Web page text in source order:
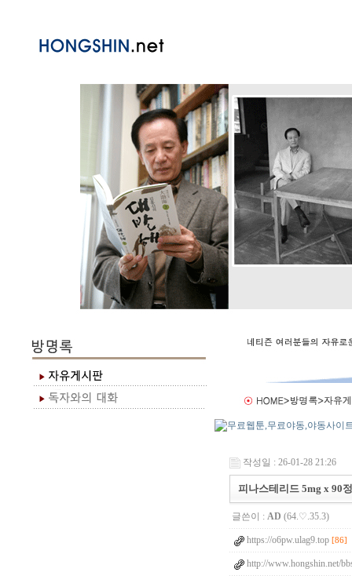
작성일 : 26-01-28 21:26
피나스테리드 5mg x 90
글쓴이 : AD (64.♡.35.3)
https://o6pw.ulag9.top [86]
http://www.hongshin.net/